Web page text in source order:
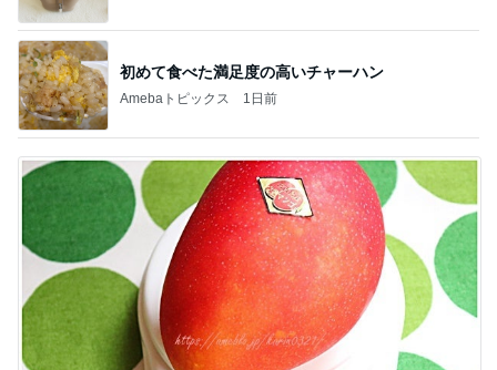
初めて食べた満足度の高いチャーハン
Amebaトピックス 1日前